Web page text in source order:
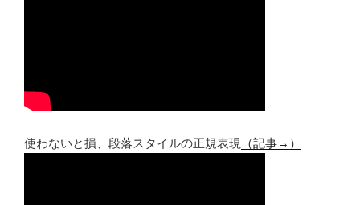
使わないと損、段落スタイルの正規表現 （記事→）